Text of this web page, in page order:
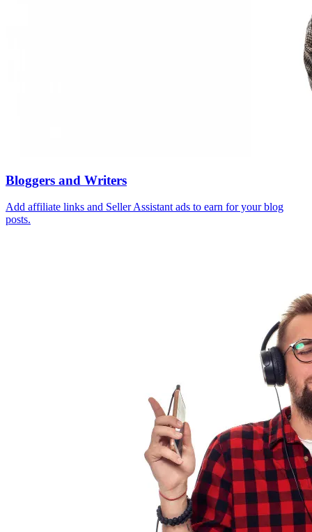
Bloggers and Writers
Add affiliate links and Seller Assistant ads to earn for your blog
posts.